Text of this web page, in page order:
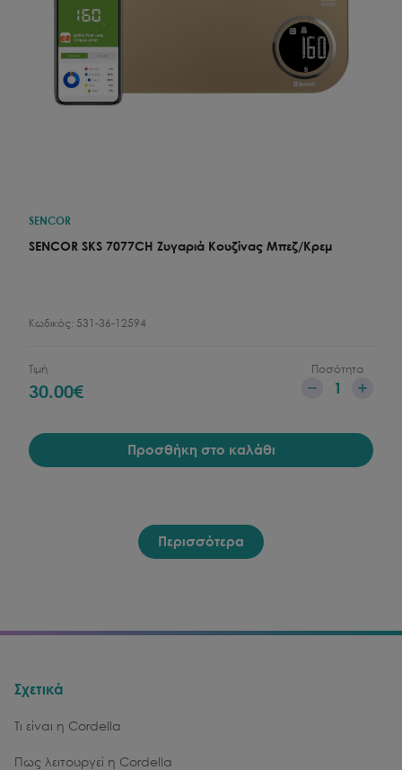
SENCOR
SENCOR SKS 7077CH Ζυγαριά Κουζίνας Μπεζ/Κρεμ
Κωδικός: 531-36-12594
Τιμή
30.00€
Ποσότητα
1
Προσθήκη στο καλάθι
Περισσότερα
Σχετικά
Τι είναι η Cordella
Πως λειτουργεί η Cordella